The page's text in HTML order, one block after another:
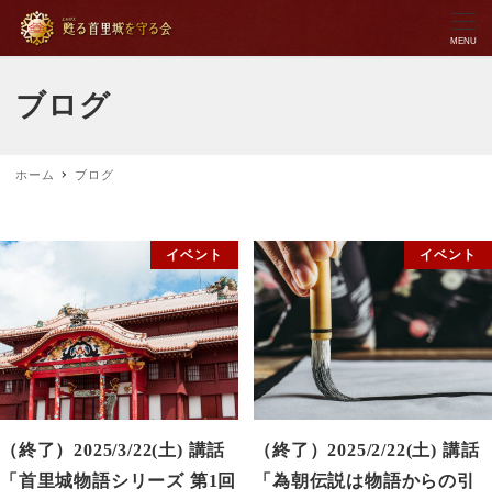
MENU
ブログ
ホーム ブログ
イベント
（終了）2025/3/22(土) 講話
「首里城物語シリーズ 第1回
イベント
（終了）2025/2/22(土) 講話
「為朝伝説は物語からの引